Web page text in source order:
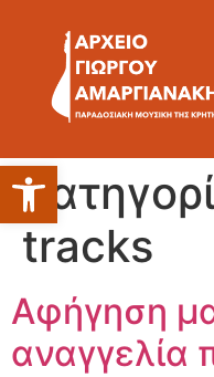
Ανοίξτε τη γραμμή εργαλείων
tracks
Αφήγηση
αναγγελία